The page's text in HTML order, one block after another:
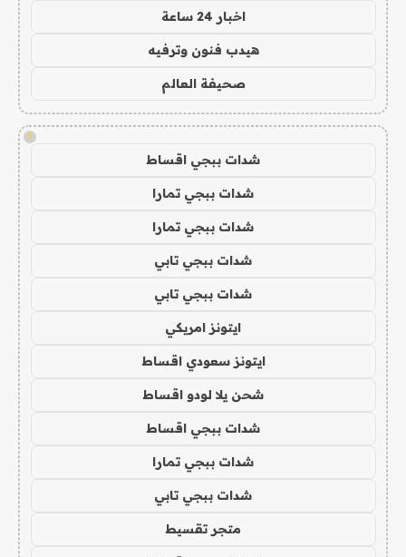
اخبار 24 ساعة
هيدب فنون وترفيه
صحيفة العالم
!
شدات ببجي اقساط
شدات ببجي تمارا
شدات ببجي تمارا
شدات ببجي تابي
شدات ببجي تابي
ايتونز امريكي
ايتونز سعودي اقساط
شحن يلا لودو اقساط
شدات ببجي اقساط
شدات ببجي تمارا
شدات ببجي تابي
متجر تقسيط